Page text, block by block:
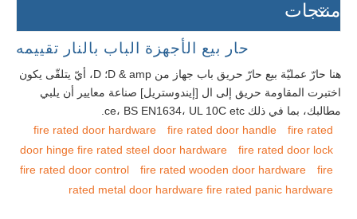
منتجات
حار بيع الأجهزة الباب بالنار تقييمه
هنا حارّ عمليّة بيع حارّ حريق باب جهاز من D & amp؛ D، أيّ يتلقّى يكون
اختبرت المقاومة حريق إلى ال [إيندوستريل] صناعة معايير أن يلبي
مطالبك، بما في ذلك ce، BS EN1634، UL 10C etc.
fire rated door hardware
fire rated door handle
fire rated
door hinge fire rated steel door hardware
fire rated door lock
fire rated door control
fire rated wooden door hardware
fire
rated metal door hardware fire rated panic hardware